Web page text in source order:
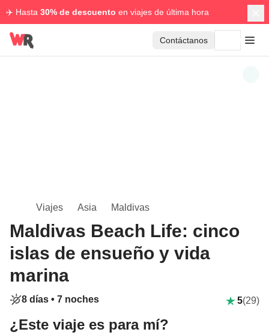
✈️ Hasta 30% de descuento en viajes de última hora
Contáctanos
Viajes Asia Maldivas
Maldivas Beach Life: cinco
islas de ensueño y vida
marina
8 días • 7 noches 5(29)
¿Este viaje es para mí?